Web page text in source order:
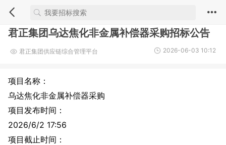
君正集团乌达焦化非金属补偿器采购招标公告
君正集团供应链综合管理平台 2026-06-03 10:12
项目名称：
乌达焦化非金属补偿器采购
项目发布时间：
2026/6/2 17:56
项目截止时间：